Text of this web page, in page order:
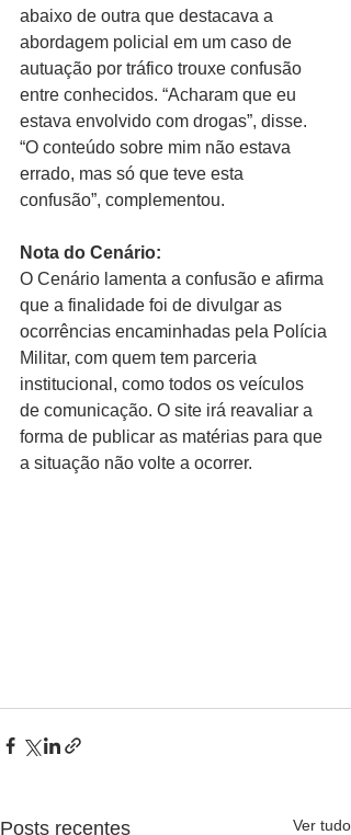
abaixo de outra que destacava a
abordagem policial em um caso de
autuação por tráfico trouxe confusão
entre conhecidos. “Acharam que eu
estava envolvido com drogas”, disse.
“O conteúdo sobre mim não estava
errado, mas só que teve esta
confusão”, complementou.
Nota do Cenário:
O Cenário lamenta a confusão e afirma
que a finalidade foi de divulgar as
ocorrências encaminhadas pela Polícia
Militar, com quem tem parceria
institucional, como todos os veículos
de comunicação. O site irá reavaliar a
forma de publicar as matérias para que
a situação não volte a ocorrer.
Posts recentes Ver tudo